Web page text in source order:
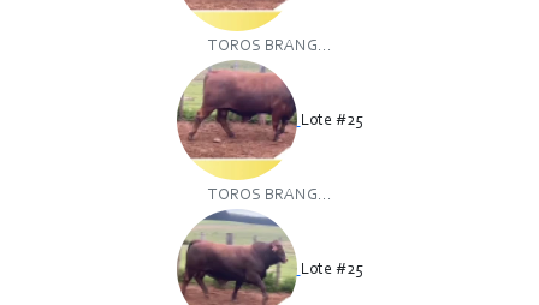
TOROS BRANG...
Lote #25
TOROS BRANG...
Lote #25